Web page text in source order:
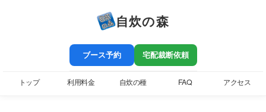
自炊の森
ブース予約 宅配裁断依頼
トップ 利用料金 自炊の種 FAQ アクセス